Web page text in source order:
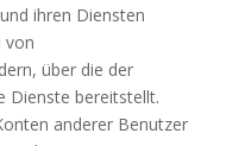
ihren Diensten
von
über die der
Dienste bereitstellt.
anderer Benutzer